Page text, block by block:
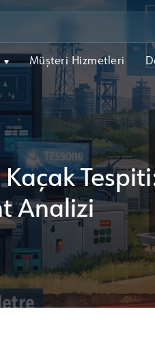
Müşteri Hizmetleri
Analizi